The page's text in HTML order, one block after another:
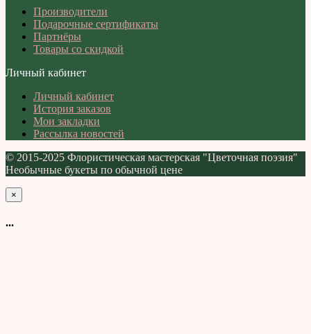
Производители
Подарочные сертификаты
Партнёры
Товары со скидкой
Личный кабинет
Личный кабинет
История заказов
Мои закладки
Рассылка новостей
© 2015-2025 Флористическая мастерская "Цветочная поэзия"
Необычные букеты по обычной цене
×
...